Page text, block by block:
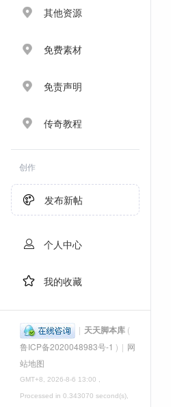
其他资源
免费素材
免责声明
传奇教程
创作
发布新帖
个人中心
我的收藏
| 天天脚本库 (
鲁ICP备2020048983号-1 ) | 网
站地图
GMT+8, 2026-8-6 13:00 ,
Processed in 0.343070 second(s),